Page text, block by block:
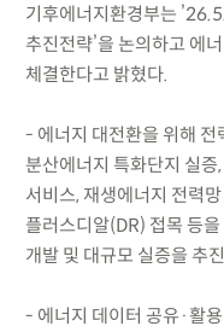
기후에너지환경부는
추진전략’을 논의하고 에
체결한다고 밝혔다.
- 에너지 대전환을 위해 전
분산에너지 특화단지 실증
서비스, 재생에너지 전력
플러스디알(DR) 접목 등
개발 및 대규모 실증을 추
- 에너지 데이터 공유·활